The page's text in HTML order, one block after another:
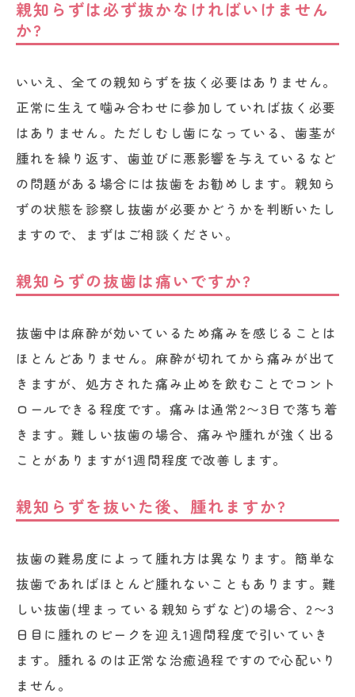
親知らずは必ず抜かなければいけません
か?
いいえ、全ての親知らずを抜く必要はありません。
正常に生えて噛み合わせに参加していれば抜く必要
はありません。ただしむし歯になっている、歯茎が
腫れを繰り返す、歯並びに悪影響を与えているなど
の問題がある場合には抜歯をお勧めします。親知ら
ずの状態を診察し抜歯が必要かどうかを判断いたし
ますので、まずはご相談ください。
親知らずの抜歯は痛いですか?
抜歯中は麻酔が効いているため痛みを感じることは
ほとんどありません。麻酔が切れてから痛みが出て
きますが、処方された痛み止めを飲むことでコント
ロールできる程度です。痛みは通常2〜3日で落ち着
きます。難しい抜歯の場合、痛みや腫れが強く出る
ことがありますが1週間程度で改善します。
親知らずを抜いた後、腫れますか?
抜歯の難易度によって腫れ方は異なります。簡単な
抜歯であればほとんど腫れないこともあります。難
しい抜歯(埋まっている親知らずなど)の場合、2〜3
日目に腫れのピークを迎え1週間程度で引いていき
ます。腫れるのは正常な治癒過程ですので心配いり
ません。